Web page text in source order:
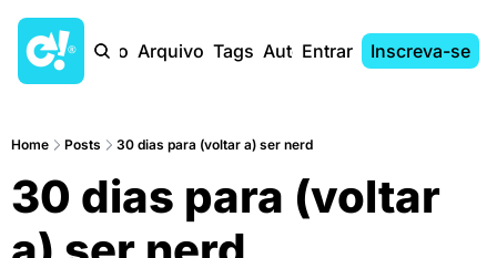
Início Arquivo Tags AutoresEntrar Inscreva-se
Home Posts 30 dias para (voltar a) ser nerd
30 dias para (voltar